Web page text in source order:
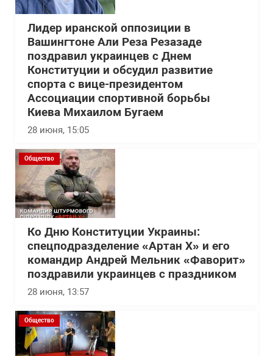
Лидер иранской оппозиции в
Вашингтоне Али Реза Резазаде
поздравил украинцев с Днем
Конституции и обсудил развитие
спорта с вице-президентом
Ассоциации спортивной борьбы
Киева Михаилом Бугаем
28 июня, 15:05
Общество
Ко Дню Конституции Украины:
спецподразделение «Артан Х» и его
командир Андрей Мельник «Фаворит»
поздравили украинцев с праздником
28 июня, 13:57
Общество